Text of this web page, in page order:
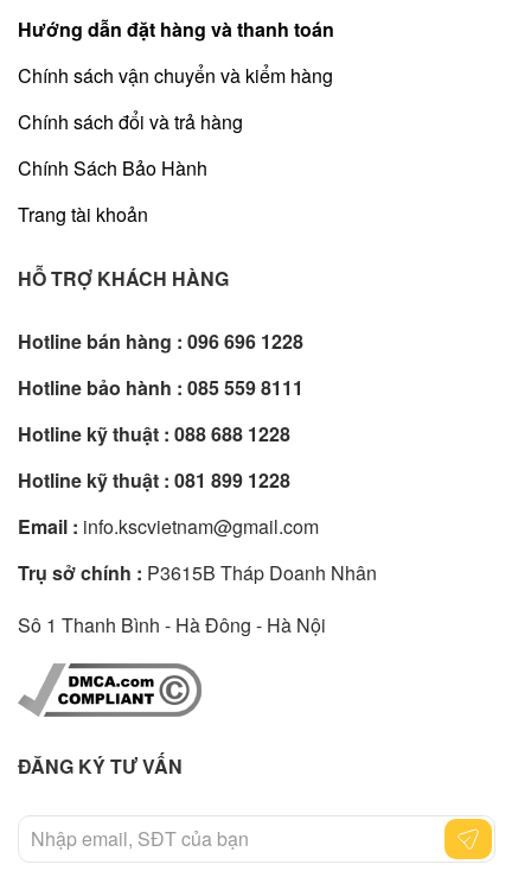
Hướng dẫn đặt hàng và thanh toán
Chính sách vận chuyển và kiểm hàng
Chính sách đổi và trả hàng
Chính Sách Bảo Hành
Trang tài khoản
HỖ TRỢ KHÁCH HÀNG
Hotline bán hàng : 096 696 1228
Hotline bảo hành : 085 559 8111
Hotline kỹ thuật : 088 688 1228
Hotline kỹ thuật : 081 899 1228
Email : info.kscvietnam@gmail.com
Trụ sở chính : P3615B Tháp Doanh Nhân
Sô 1 Thanh Bình - Hà Đông - Hà Nội
ĐĂNG KÝ TƯ VẤN